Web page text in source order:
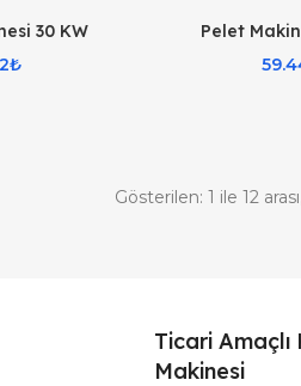
30 KW
Pelet
Gösterilen: 1 ile 12
Ticari Amaçlı
Makinesi